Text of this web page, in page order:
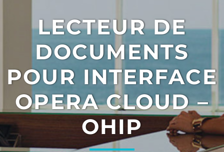
LECTEUR DE
DOCUMENTS
POUR INTERFACE
OPERA CLOUD –
OHIP